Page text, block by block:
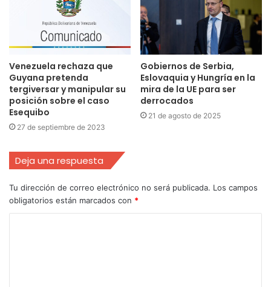
Venezuela rechaza que
Guyana pretenda
tergiversar y manipular su
posición sobre el caso
Esequibo
27 de septiembre de 2023
Gobiernos de Serbia,
Eslovaquia y Hungría en la
mira de la UE para ser
derrocados
21 de agosto de 2025
Deja una respuesta
Tu dirección de correo electrónico no será publicada. Los campos
obligatorios están marcados con *